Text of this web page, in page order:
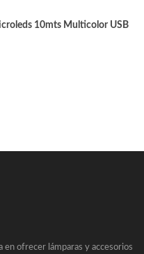
10mts Multicolor USB
en ofrecer lámparas y accesorios